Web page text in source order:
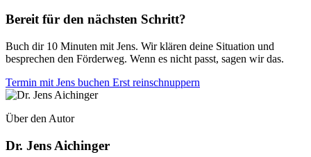
Bereit für den nächsten Schritt?
Buch dir 10 Minuten mit Jens. Wir klären deine Situation und
besprechen den Förderweg. Wenn es nicht passt, sagen wir das.
Termin mit Jens buchen Erst reinschnuppern
Über den Autor
Dr. Jens Aichinger